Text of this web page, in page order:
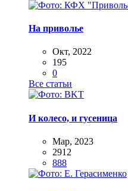
На приволье
Окт, 2022
195
0
Все статьи
И колесо, и гусеница
Мар, 2023
2912
888